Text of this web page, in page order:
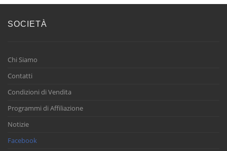
SOCIETÀ
Chi Siamo
Contatti
Condizioni di Vendita
Programmi di Affiliazione
Notizie
Facebook